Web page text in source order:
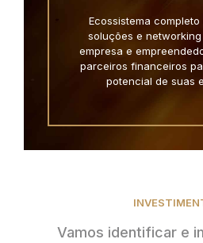
Ecossistema
soluções e
empresa e
parceiros financeiros
potencial de suas
Vamos identificar e